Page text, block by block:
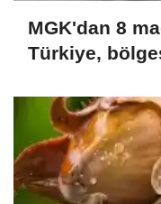
MGK'dan 8
Türkiye,